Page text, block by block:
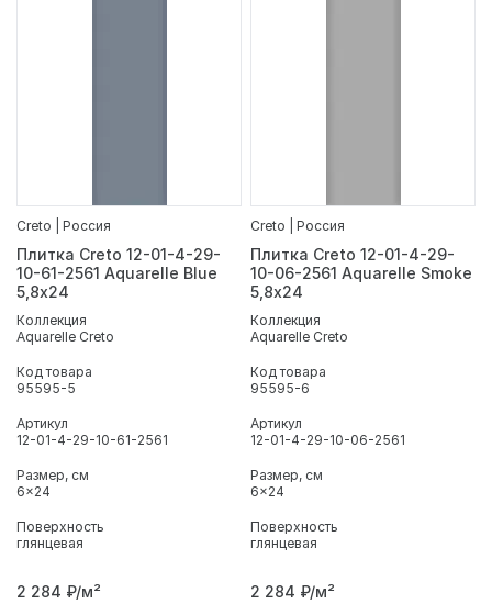
Creto | Россия
Плитка Creto 12-01-4-29-
10-61-2561 Aquarelle Blue
5,8х24
Коллекция
Aquarelle Creto
Код товара
95595-5
Артикул
12-01-4-29-10-61-2561
Размер, см
6x24
Поверхность
глянцевая
2 284 ₽/м²
Creto | Россия
Плитка Creto 12-01-4-29-
10-06-2561 Aquarelle Smoke
5,8х24
Коллекция
Aquarelle Creto
Код товара
95595-6
Артикул
12-01-4-29-10-06-2561
Размер, см
6x24
Поверхность
глянцевая
2 284 ₽/м²